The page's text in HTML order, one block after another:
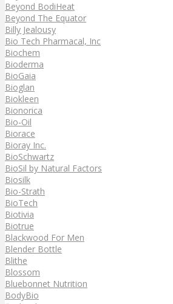
Beyond BodiHeat
Beyond The Equator
Billy Jealousy
Bio Tech Pharmacal, Inc
Biochem
Bioderma
BioGaia
Bioglan
Biokleen
Bionorica
Bio-Oil
Biorace
Bioray Inc.
BioSchwartz
BioSil by Natural Factors
Biosilk
Bio-Strath
BioTech
Biotivia
Biotrue
Blackwood For Men
Blender Bottle
Blithe
Blossom
Bluebonnet Nutrition
BodyBio